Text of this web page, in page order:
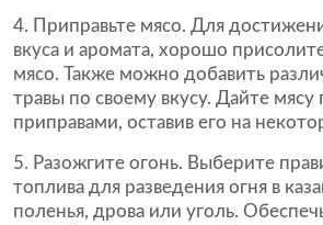
4. Приправьте мясо. Для
вкуса и аромата, хорошо
мясо. Также можно добавить
травы по своему вкусу. Дайте мясу
приправами, оставив его на
5. Разожгите огонь. Выберите
топлива для разведения огня в
поленья, дрова или уголь.